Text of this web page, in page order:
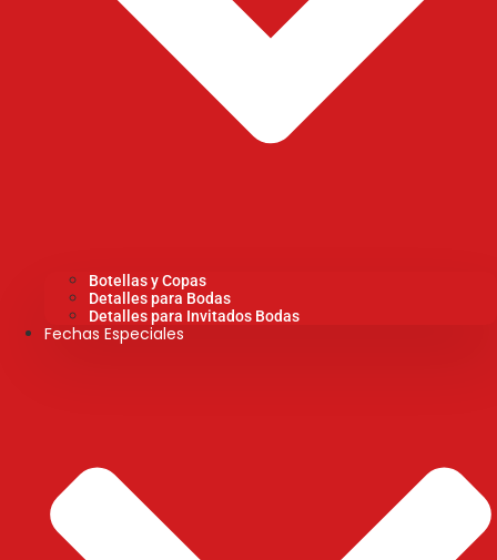
Botellas y Copas
Detalles para Bodas
Detalles para Invitados Bodas
Fechas Especiales